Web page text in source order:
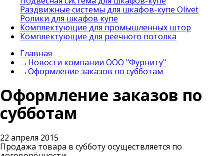
Раздвижные системы для шкафов-купе Olivet
Ролики для шкафов купе
Комплектующие для промышленных штор
Комплектующие для реечного потолка
Главная
→Новости компании ООО "Фурниту"
→Оформление заказов по субботам
Оформление заказов по
субботам
22 апреля 2015
Продажа товара в субботу осуществляется по